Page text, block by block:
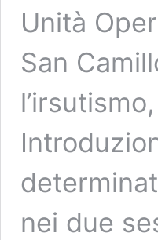
Unità
San
nei due